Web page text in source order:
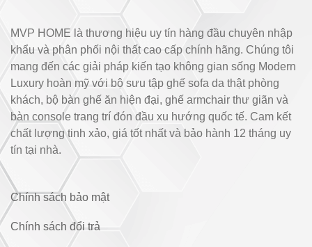
MVP HOME là thương hiệu uy tín hàng đầu chuyên nhập
khẩu và phân phối nội thất cao cấp chính hãng. Chúng tôi
mang đến các giải pháp kiến tạo không gian sống Modern
Luxury hoàn mỹ với bộ sưu tập ghế sofa da thật phòng
khách, bộ bàn ghế ăn hiện đại, ghế armchair thư giãn và
bàn console trang trí đón đầu xu hướng quốc tế. Cam kết
chất lượng tinh xảo, giá tốt nhất và bảo hành 12 tháng uy
tín tại nhà.
Chính sách bảo mật
Chính sách đổi trả